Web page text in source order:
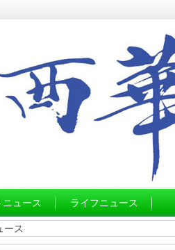
ニュース ライフニュース
ース